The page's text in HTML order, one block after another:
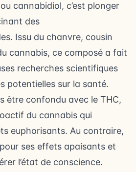
cannabidiol, c’est plonger
des
Issu du chanvre, cousin
cannabis, ce composé a fait
recherches scientifiques
potentielles sur la santé.
être confondu avec le THC,
du cannabis qui
euphorisants. Au contraire,
ses effets apaisants et
l’état de conscience.